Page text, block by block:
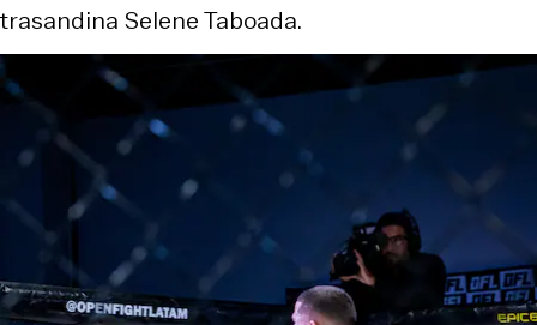
trasandina Selene Taboada.